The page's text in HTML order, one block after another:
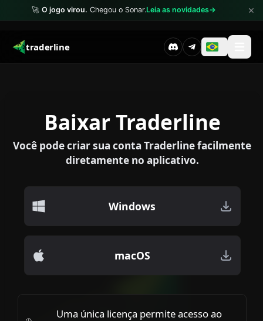
🚀 O jogo virou. Chegou o Sonar.Leia as novidades→ ×
traderline
Baixar Traderline
Você pode criar sua conta Traderline facilmente
diretamente no aplicativo.
Windows
macOS
Uma única licença permite acesso ao